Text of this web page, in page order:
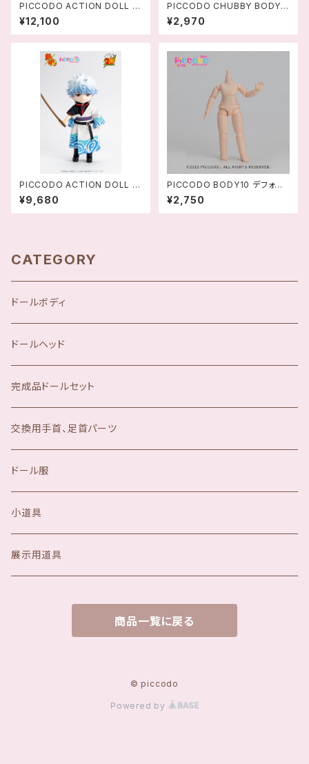
PICCODO ACTION DOLL X
崩壊:スターレイル 景元(けいげ
ん) デフォルメドール ‐ 694
2421153511
¥12,100
PICCODO CHUBBY BODY
デフォルメドールボディ
¥2,970
PICCODO ACTION DOLL 銀
魂 坂田銀時 デフォルメドール -
4589565820309
¥9,680
PICCODO BODY10 デフォル
メドールボディ VER.2.0
¥2,750
CATEGORY
ドールボディ
ドールヘッド
完成品ドールセット
交換用手首、足首パーツ
ドール服
小道具
展示用道具
商品一覧に戻る
© piccodo
Powered by